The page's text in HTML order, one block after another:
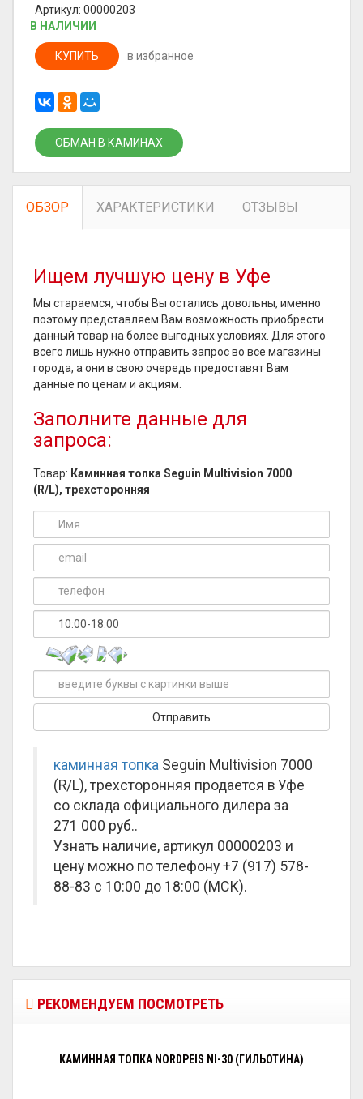
Артикул: 00000203
В НАЛИЧИИ
КУПИТЬ в избранное
ОБМАН В КАМИНАХ
ОБЗОР ХАРАКТЕРИСТИКИ ОТЗЫВЫ
Ищем лучшую цену в Уфе
Мы стараемся, чтобы Вы остались довольны, именно
поэтому представляем Вам возможность приобрести
данный товар на более выгодных условиях. Для этого
всего лишь нужно отправить запрос во все магазины
города, а они в свою очередь предоставят Вам
данные по ценам и акциям.
Заполните данные для
запроса:
Товар: Каминная топка Seguin Multivision 7000
(R/L), трехсторонняя
каминная топка Seguin Multivision 7000
(R/L), трехсторонняя продается в Уфе
со склада официального дилера за
271 000 руб..
Узнать наличие, артикул 00000203 и
цену можно по телефону +7 (917) 578-
88-83 с 10:00 до 18:00 (МСК).
РЕКОМЕНДУЕМ ПОСМОТРЕТЬ
КАМИННАЯ ТОПКА NORDPEIS NI-30 (ГИЛЬОТИНА)